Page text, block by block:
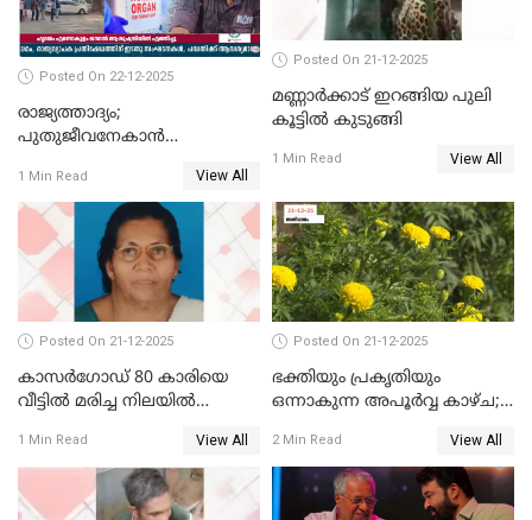
Posted On 22-12-2025
രാജ്യത്താദ്യം;
പുതുജീവനേകാൻ
എറണാകുളം സർക്കാർ
ജനറൽ
ആശുപത്രിയിലെത്തിച്ചു
1 Min Read View All
Posted On 21-12-2025
മണ്ണാർക്കാട് ഇറങ്ങിയ പുലി
കൂട്ടിൽ കുടുങ്ങി
1 Min Read View All
Posted On 21-12-2025
കാസർഗോഡ് 80 കാരിയെ
വീട്ടിൽ മരിച്ച നിലയിൽ
1 Min Read View All
Posted On 21-12-2025
ഭക്തിയും പ്രകൃതിയും
ഒന്നാകുന്ന അപൂര്‍വ്വ കാഴ്ച;
കാഴ്ചാനുഭവമൊരുക്കി
ശബരീ നന്ദനം
2 Min Read View All